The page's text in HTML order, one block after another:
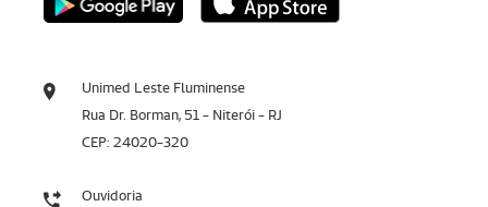
Unimed Leste Fluminense
Rua Dr. Borman, 51 - Niterói - RJ
CEP: 24020-320
Ouvidoria